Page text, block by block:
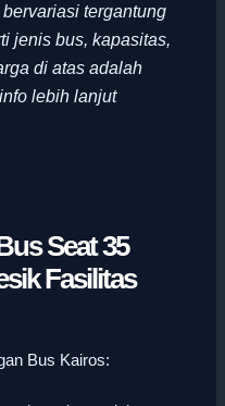
tergantung
jenis bus, kapasitas,
di atas adalah
lebih lanjut
Seat 35
Fasilitas
Bus Kairos: